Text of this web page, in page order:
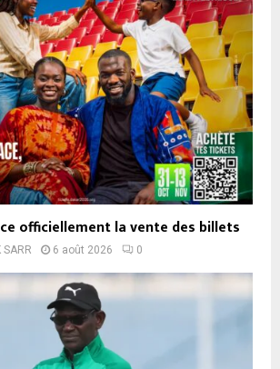
officiellement la vente des billets
SARR 6 août 2026 0